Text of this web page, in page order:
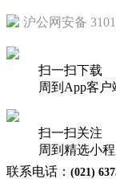
沪公网安备
扫一扫下载
周到App客户
扫一扫关注
周到精选小
联系电话： (021)